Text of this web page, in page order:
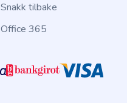
Snakk tilbake
Office 365